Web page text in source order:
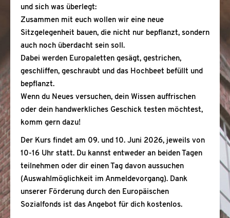
und sich was überlegt:
Zusammen mit euch wollen wir eine neue
Sitzgelegenheit bauen, die nicht nur bepflanzt, sondern
auch noch überdacht sein soll.
Dabei werden Europaletten gesägt, gestrichen,
geschliffen, geschraubt und das Hochbeet befüllt und
bepflanzt.
Wenn du Neues versuchen, dein Wissen auffrischen
oder dein handwerkliches Geschick testen möchtest,
komm gern dazu!
Der Kurs findet am 09. und 10. Juni 2026, jeweils von
10-16 Uhr statt. Du kannst entweder an beiden Tagen
teilnehmen oder dir einen Tag davon aussuchen
(Auswahlmöglichkeit im Anmeldevorgang). Dank
unserer Förderung durch den Europäischen
Sozialfonds ist das Angebot für dich kostenlos.